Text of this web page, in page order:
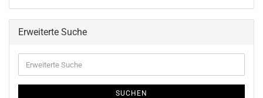
Erweiterte Suche
Suche
SUCHEN